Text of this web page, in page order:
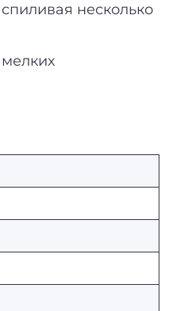
несколько